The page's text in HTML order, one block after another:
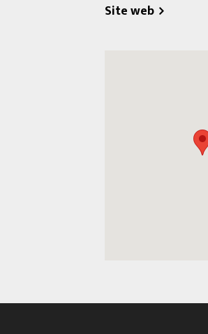
Site web